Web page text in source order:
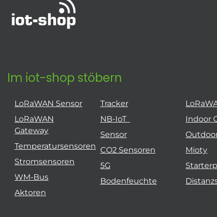
Im iot-shop stöbern
LoRaWAN Sensor
LoRaWAN
Gateway
Temperatursensoren
Stromsensoren
WM-Bus
Aktoren
Tracker
NB-IoT
Sensor
CO2 Sensoren
5G
Bodenfeuchte
Indoor
Mioty